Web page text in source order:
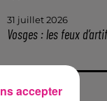
31 juillet 2026
Vosges : les feux
accepter